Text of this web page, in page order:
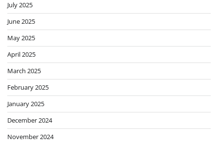
July 2025
June 2025
May 2025
April 2025
March 2025
February 2025
January 2025
December 2024
November 2024